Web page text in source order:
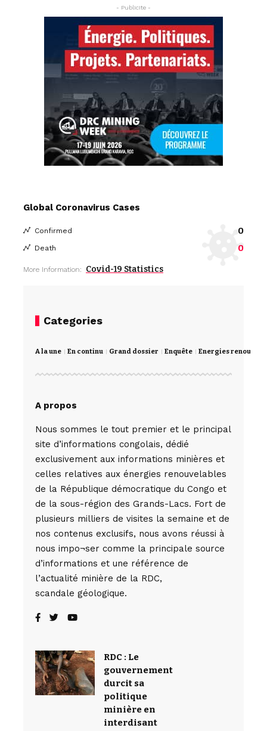
- Publicite -
Global Coronavirus Cases
Confirmed 0
Death 0
More Information: Covid-19 Statistics
Categories
A la une En continu Grand dossier Enquête Energies
A propos
Nous sommes le tout premier et le principal
site d’informations congolais, dédié
exclusivement aux informations minières et
celles relatives aux énergies renouvelables
de la République démocratique du Congo et
de la sous-région des Grands-Lacs. Fort de
plusieurs milliers de visites la semaine et de
nos contenus exclusifs, nous avons réussi à
nous impo¬ser comme la principale source
d’informations et une référence de
l’actualité minière de la RDC,
scandale géologique.
RDC : Le
gouvernement
durcit sa
politique
minière en
interdisant